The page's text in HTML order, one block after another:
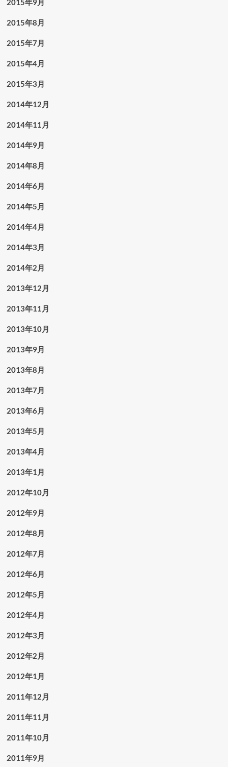
2015年9月
2015年8月
2015年7月
2015年4月
2015年3月
2014年12月
2014年11月
2014年9月
2014年8月
2014年6月
2014年5月
2014年4月
2014年3月
2014年2月
2013年12月
2013年11月
2013年10月
2013年9月
2013年8月
2013年7月
2013年6月
2013年5月
2013年4月
2013年1月
2012年10月
2012年9月
2012年8月
2012年7月
2012年6月
2012年5月
2012年4月
2012年3月
2012年2月
2012年1月
2011年12月
2011年11月
2011年10月
2011年9月